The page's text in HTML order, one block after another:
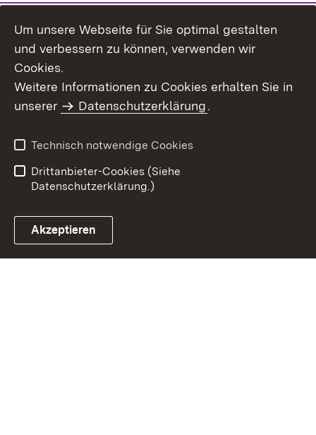
Um unsere Webseite für Sie optimal gestalten
und verbessern zu können, verwenden wir
Cookies.
Weitere Informationen zu Cookies erhalten Sie in
unserer
Datenschutzerklärung.
Technisch notwendige Cookies
Drittanbieter-Cookies (Siehe
Datenschutzerklärung.)
Akzeptieren